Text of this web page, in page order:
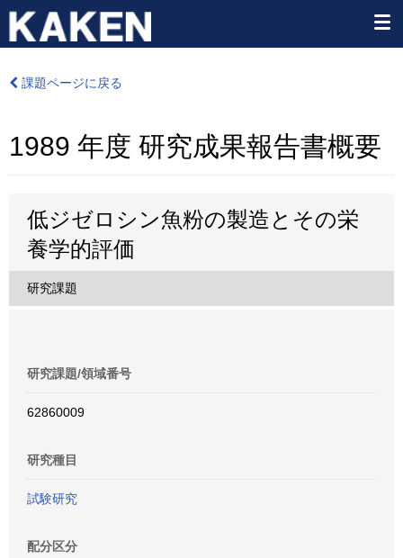
課題ページに戻る
1989 年度 研究成果報告書概要
低ジゼロシン魚粉の製造とその栄
養学的評価
研究課題
研究課題/領域番号
62860009
研究種目
試験研究
配分区分